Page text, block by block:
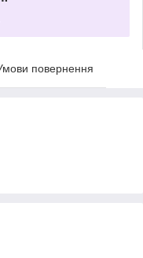
повернення